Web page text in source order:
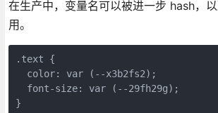
在生产中，变量名可以被进一步 hash，
用。
.text {
  color: var (--x3b2fs2);
  font-size: var (--29fh29g);